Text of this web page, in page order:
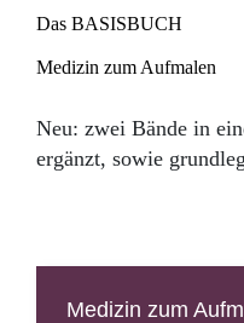
Das BASISBUCH
Medizin zum Aufmalen
Neu: zwei Bände in
ergänzt, sowie
Medizin zum